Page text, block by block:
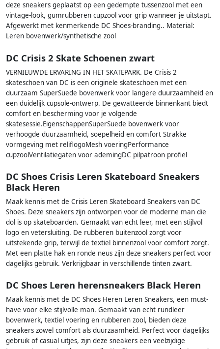
deze sneakers geplaatst op een gedempte tussenzool met een
vintage-look, gumrubberen cupzool voor grip wanneer je uitstapt.
Afgewerkt met kenmerkende DC Shoes-branding.. Material:
Leren bovenwerk/synthetische zool
DC Crisis 2 Skate Schoenen zwart
VERNIEUWDE ERVARING IN HET SKATEPARK. De Crisis 2
skateschoen van DC is een originele skateschoen met een
duurzaam SuperSuede bovenwerk voor langere duurzaamheid en
een duidelijk cupsole-ontwerp. De gewatteerde binnenkant biedt
comfort en bescherming voor je volgende
skatesessie.EigenschappenSuperSuede bovenwerk voor
verhoogde duurzaamheid, soepelheid en comfort Strakke
vormgeving met reliflogoMesh voeringPerformance
cupzoolVentilatiegaten voor ademingDC pilpatroon profiel
DC Shoes Crisis Leren Skateboard Sneakers
Black Heren
Maak kennis met de Crisis Leren Skateboard Sneakers van DC
Shoes. Deze sneakers zijn ontworpen voor de moderne man die
dol is op skateboarden. Gemaakt van echt leer, met een stijlvol
logo en vetersluiting. De rubberen buitenzool zorgt voor
uitstekende grip, terwijl de textiel binnenzool voor comfort zorgt.
Met een platte hak en ronde neus zijn deze sneakers perfect voor
dagelijks gebruik. Verkrijgbaar in verschillende tinten zwart.
DC Shoes Leren herensneakers Black Heren
Maak kennis met de DC Shoes Heren Leren Sneakers, een must-
have voor elke stijlvolle man. Gemaakt van echt rundleer
bovenwerk, textiel voering en rubberen zool, bieden deze
sneakers zowel comfort als duurzaamheid. Perfect voor dagelijks
gebruik of casual uitjes, zijn deze sneakers een veelzijdige